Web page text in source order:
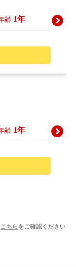
齢 1年
齢 1年
こちら をご確認ください